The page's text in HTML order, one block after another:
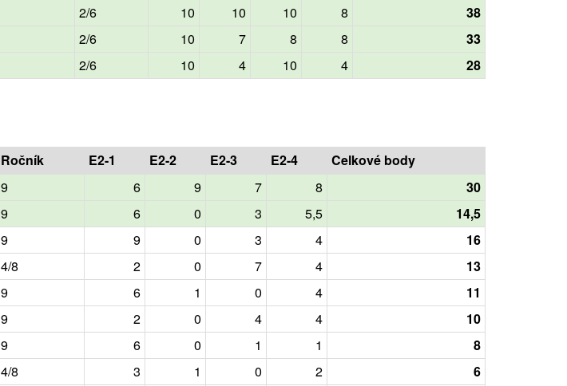
2/6 10 10 10 8
38
2/6 10 7 8 8
33
2/6 10 4 10 4 28
Ročník E2-1 E2-2 E2-3 E2-4
Celkové body
9 6 9 7 8
30
9 6 0 3 5,5
14,5
9 9 0 3 4
16
4/8 2 0 7 4
13
9 6 1 0 4
11
9 2 0 4 4
10
9 6 0 1 1
8
4/8 3 1 0 2
6